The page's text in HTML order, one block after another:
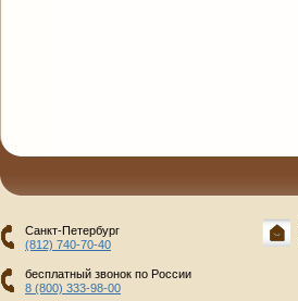
Санкт-Петербург
(812) 740-70-40
бесплатный звонок по России
8 (800) 333-98-00